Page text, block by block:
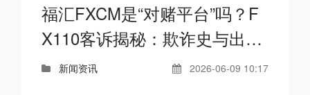
福汇FXCM是“对赌平台”吗？F
X110客诉揭秘：欺诈史与出金
困局新闻资讯 2026-06-09 10:17